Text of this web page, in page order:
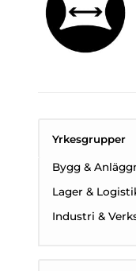
Yrkesgrupper
Bygg &
Lager &
Industri &